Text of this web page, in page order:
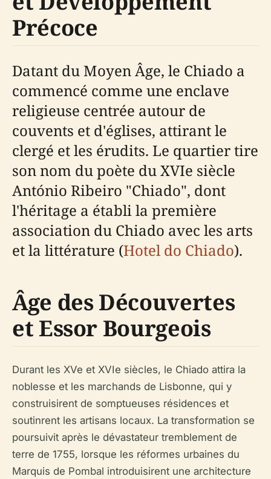
Précoce
Datant du Moyen Âge, le Chiado a
commencé comme une enclave
religieuse centrée autour de
couvents et d'églises, attirant le
clergé et les érudits. Le quartier tire
son nom du poète du XVIe siècle
António Ribeiro "Chiado", dont
l'héritage a établi la première
association du Chiado avec les arts
et la littérature (Hotel do Chiado).
Âge des Découvertes
et Essor Bourgeois
Durant les XVe et XVIe siècles, le Chiado attira la
noblesse et les marchands de Lisbonne, qui y
construisirent de somptueuses résidences et
soutinrent les artisans locaux. La transformation se
poursuivit après le dévastateur tremblement de
terre de 1755, lorsque les réformes urbaines du
Marquis de Pombal introduisirent une architecture